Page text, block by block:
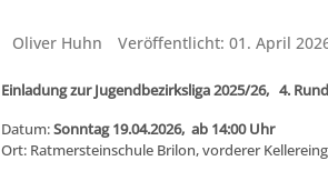
Oliver Huhn Veröffentlicht: 01. April
Einladung zur Jugendbezirksliga 2025/26, 4.
Datum:Sonntag 19.04.2026, ab 14:00 Uhr
Ort: Ratmersteinschule Brilon, vorderer